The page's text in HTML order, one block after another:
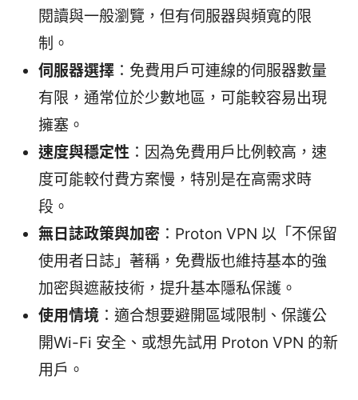
閱讀與一般瀏覽，但有伺服器與頻寬的限
制。
伺服器選擇 ：免費用戶可連線的伺服器數量
有限，通常位於少數地區，可能較容易出現
擁塞。
速度與穩定性 ：因為免費用戶比例較高，速
度可能較付費方案慢，特別是在高需求時
段。
無日誌政策與加密 ：Proton VPN 以「不保留
使用者日誌」著稱，免費版也維持基本的強
加密與遮蔽技術，提升基本隱私保護。
使用情境 ：適合想要避開區域限制、保護公
開Wi-Fi 安全、或想先試用 Proton VPN 的新
用戶。